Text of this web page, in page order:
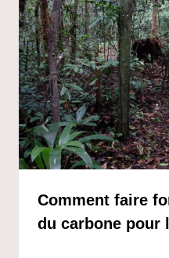
Comment faire
du carbone pour